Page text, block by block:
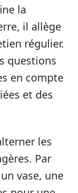
la
il allège
régulier.
questions
en compte
et des
les
Par
vase, une